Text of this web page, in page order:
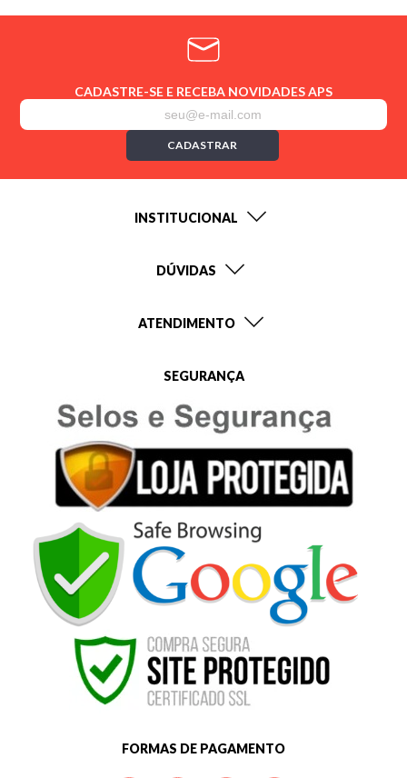
CADASTRE-SE E RECEBA NOVIDADES APS
CADASTRAR
INSTITUCIONAL
DÚVIDAS
ATENDIMENTO
SEGURANÇA
FORMAS DE PAGAMENTO